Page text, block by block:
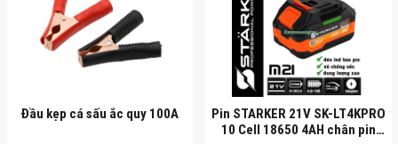
Đầu kẹp cá sấu ắc quy 100A
Pin STARKER 21V SK-LT4KPRO
10 Cell 18650 4AH chân pin